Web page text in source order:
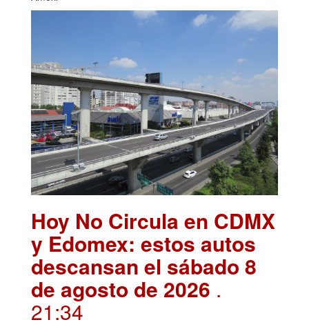
Hoy No Circula en CDMX
y Edomex: estos autos
descansan el sábado 8
de agosto de 2026 .
21:34